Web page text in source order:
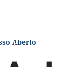
Aberto